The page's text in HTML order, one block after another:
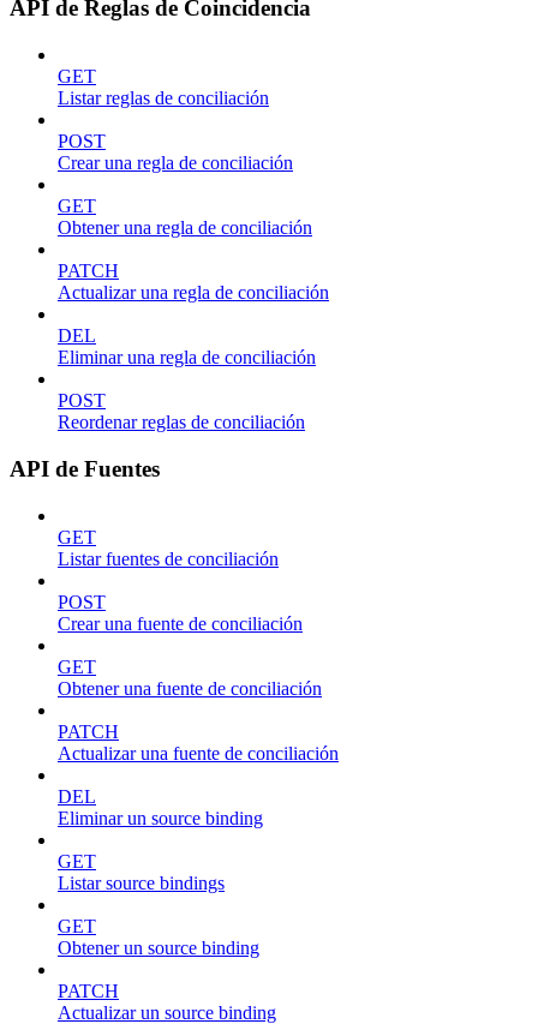
API de Reglas de Coincidencia
GET
Listar reglas de conciliación
POST
Crear una regla de conciliación
GET
Obtener una regla de conciliación
PATCH
Actualizar una regla de conciliación
DEL
Eliminar una regla de conciliación
POST
Reordenar reglas de conciliación
API de Fuentes
GET
Listar fuentes de conciliación
POST
Crear una fuente de conciliación
GET
Obtener una fuente de conciliación
PATCH
Actualizar una fuente de conciliación
DEL
Eliminar un source binding
GET
Listar source bindings
GET
Obtener un source binding
PATCH
Actualizar un source binding